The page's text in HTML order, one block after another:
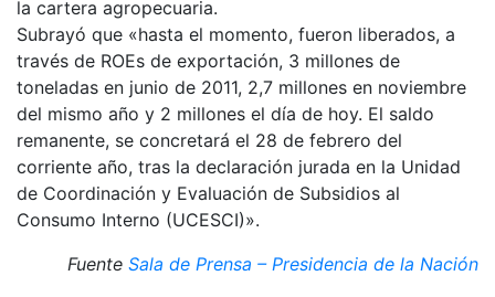
la cartera agropecuaria.
Subrayó que «hasta el momento, fueron liberados, a
través de ROEs de exportación, 3 millones de
toneladas en junio de 2011, 2,7 millones en noviembre
del mismo año y 2 millones el día de hoy. El saldo
remanente, se concretará el 28 de febrero del
corriente año, tras la declaración jurada en la Unidad
de Coordinación y Evaluación de Subsidios al
Consumo Interno (UCESCI)».
Fuente Sala de Prensa – Presidencia de la Nación